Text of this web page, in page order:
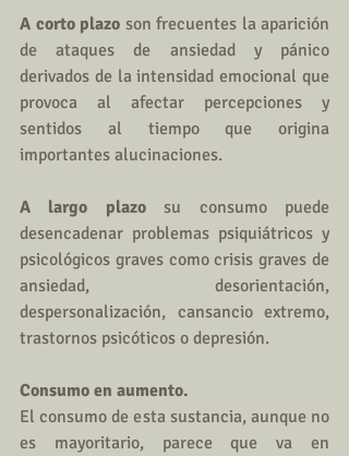
A corto plazo son frecuentes la aparición
de ataques de ansiedad y pánico
derivados de la intensidad emocional que
provoca al afectar percepciones y
sentidos al tiempo que origina
importantes alucinaciones.
A largo plazo su consumo puede
desencadenar problemas psiquiátricos y
psicológicos graves como crisis graves de
ansiedad, desorientación,
despersonalización, cansancio extremo,
trastornos psicóticos o depresión.
Consumo en aumento.
El consumo de esta sustancia, aunque no
es mayoritario, parece que va en